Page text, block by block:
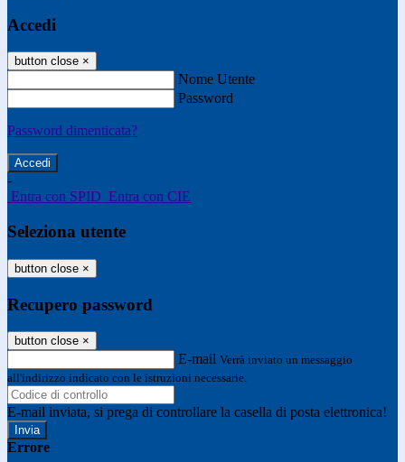
Accedi
button close ×
Nome Utente
Password
Password dimenticata?
-
Entra con SPID Entra con CIE
Seleziona utente
button close ×
Recupero password
button close ×
E-mail Verrà inviato un messaggio
all'indirizzo indicato con le istruzioni necessarie.
E-mail inviata, si prega di controllare la casella di posta elettronica!
Errore